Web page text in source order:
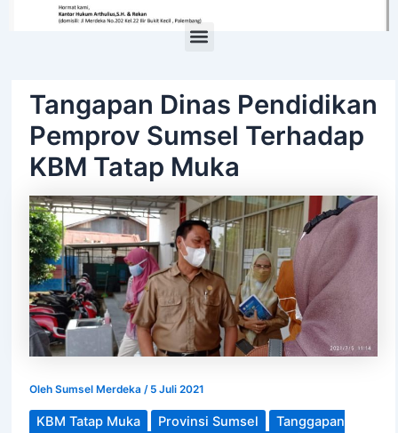
Tangapan Dinas Pendidikan
Pemprov Sumsel Terhadap
KBM Tatap Muka
Oleh Sumsel Merdeka / 5 Juli 2021
KBM Tatap Muka Provinsi Sumsel
Tanggapan